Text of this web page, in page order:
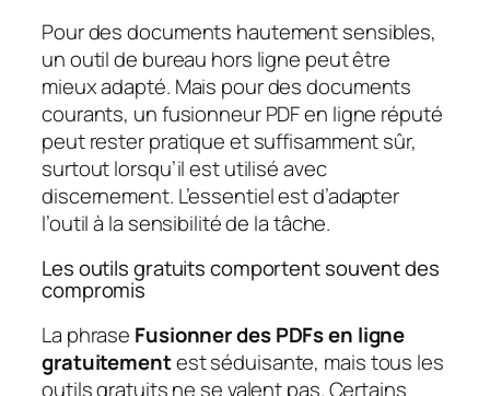
Pour des documents hautement sensibles,
un outil de bureau hors ligne peut être
mieux adapté. Mais pour des documents
courants, un fusionneur PDF en ligne réputé
peut rester pratique et suffisamment sûr,
surtout lorsqu’il est utilisé avec
discernement. L’essentiel est d’adapter
l’outil à la sensibilité de la tâche.
Les outils gratuits comportent souvent des
compromis
La phrase Fusionner des PDFs en ligne
gratuitementest séduisante, mais tous les
outils gratuits ne se valent pas. Certains